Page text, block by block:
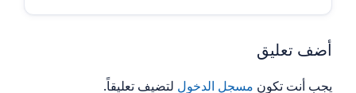
أضف تعليق
يجب أنت تكون مسجل الدخول لتضيف تعليقاً.